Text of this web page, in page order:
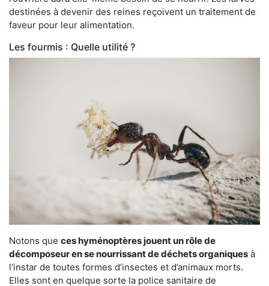
destinées à devenir des reines reçoivent un traitement de
faveur pour leur alimentation.
Les fourmis : Quelle utilité ?
Notons que ces hyménoptères jouent un rôle de
décomposeur en se nourrissant de déchets organiques à
l’instar de toutes formes d’insectes et d’animaux morts.
Elles sont en quelque sorte la police sanitaire de